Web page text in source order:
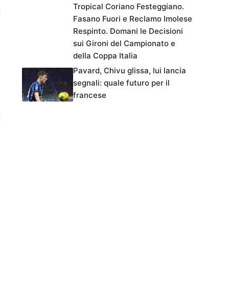
Tropical Coriano Festeggiano.
Fasano Fuori e Reclamo Imolese
Respinto. Domani le Decisioni
sui Gironi del Campionato e
della Coppa Italia
Pavard, Chivu glissa, lui lancia
segnali: quale futuro per il
francese